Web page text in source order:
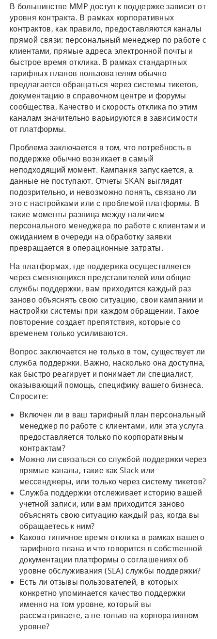
В большинстве MMP доступ к поддержке зависит от
уровня контракта. В рамках корпоративных
контрактов, как правило, предоставляются каналы
прямой связи: персональный менеджер по работе с
клиентами, прямые адреса электронной почты и
быстрое время отклика. В рамках стандартных
тарифных планов пользователям обычно
предлагается обращаться через системы тикетов,
документацию в справочном центре и форумы
сообщества. Качество и скорость отклика по этим
каналам значительно варьируются в зависимости
от платформы.
Проблема заключается в том, что потребность в
поддержке обычно возникает в самый
неподходящий момент. Кампания запускается, а
данные не поступают. Отчеты SKAN выглядят
подозрительно, и невозможно понять, связано ли
это с настройками или с проблемой платформы. В
такие моменты разница между наличием
персонального менеджера по работе с клиентами и
ожиданием в очереди на обработку заявки
превращается в операционные затраты.
На платформах, где поддержка осуществляется
через сменяющихся представителей или общие
службы поддержки, вам приходится каждый раз
заново объяснять свою ситуацию, свои кампании и
настройки системы при каждом обращении. Такое
повторение создает препятствия, которые со
временем только усиливаются.
Вопрос заключается не только в том, существует ли
служба поддержки. Важно, насколько она доступна,
как быстро реагирует и понимает ли специалист,
оказывающий помощь, специфику вашего бизнеса.
Спросите:
Включен ли в ваш тарифный план персональный
менеджер по работе с клиентами, или эта услуга
предоставляется только по корпоративным
контрактам?
Можно ли связаться со службой поддержки через
прямые каналы, такие как Slack или
мессенджеры, или только через систему тикетов?
Служба поддержки отслеживает историю вашей
учетной записи, или вам приходится заново
объяснять свою ситуацию каждый раз, когда вы
обращаетесь к ним?
Каково типичное время отклика в рамках вашего
тарифного плана и что говорится в собственной
документации платформы о соглашениях об
уровне обслуживания (SLA) службы поддержки?
Есть ли отзывы пользователей, в которых
конкретно упоминается качество поддержки
именно на том уровне, который вы
рассматриваете, а не только на корпоративном
уровне?